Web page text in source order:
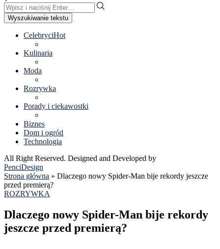
Wyszukiwanie tekstu
CelebryciHot
Kulinaria
Moda
Rozrywka
Porady i ciekawostki
Biznes
Dom i ogród
Technologia
All Right Reserved. Designed and Developed by
PenciDesign
Strona główna » Dlaczego nowy Spider-Man bije rekordy jeszcze
przed premierą?
ROZRYWKA
Dlaczego nowy Spider-Man bije rekordy
jeszcze przed premierą?